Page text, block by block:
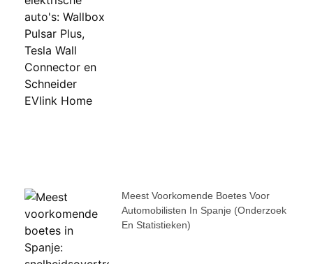
Meest Voorkomende Boetes Voor
Automobilisten In Spanje (onderzoek
En Statistieken)